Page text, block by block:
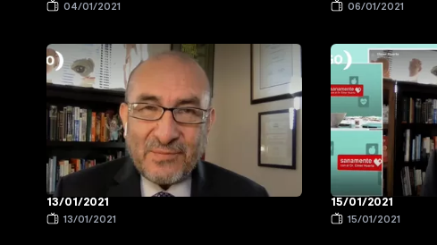
04/01/2021 06/01/2021
13/01/2021
13/01/2021
15/01/2021
15/01/2021